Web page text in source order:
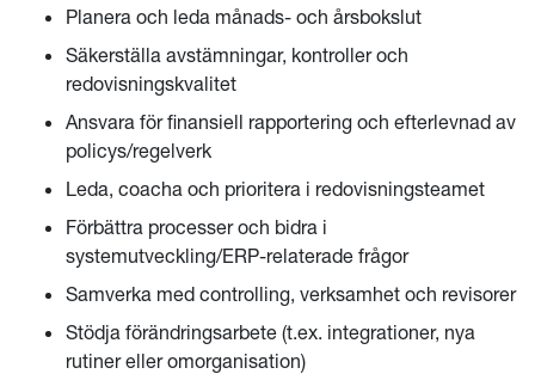
Planera och leda månads- och årsbokslut
Säkerställa avstämningar, kontroller och
redovisningskvalitet
Ansvara för finansiell rapportering och efterlevnad av
policys/regelverk
Leda, coacha och prioritera i redovisningsteamet
Förbättra processer och bidra i
systemutveckling/ERP-relaterade frågor
Samverka med controlling, verksamhet och revisorer
Stödja förändringsarbete (t.ex. integrationer, nya
rutiner eller omorganisation)
LÄS HELA KULTURBOKEN